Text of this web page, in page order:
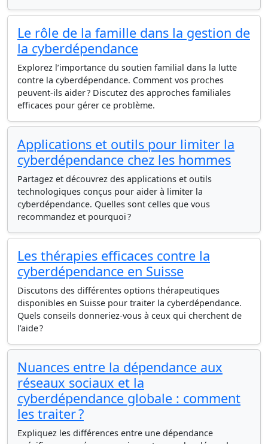
Le rôle de la famille dans la gestion de
la cyberdépendance
Explorez l’importance du soutien familial dans la lutte
contre la cyberdépendance. Comment vos proches
peuvent-ils aider ? Discutez des approches familiales
efficaces pour gérer ce problème.
Applications et outils pour limiter la
cyberdépendance chez les hommes
Partagez et découvrez des applications et outils
technologiques conçus pour aider à limiter la
cyberdépendance. Quelles sont celles que vous
recommandez et pourquoi ?
Les thérapies efficaces contre la
cyberdépendance en Suisse
Discutons des différentes options thérapeutiques
disponibles en Suisse pour traiter la cyberdépendance.
Quels conseils donneriez-vous à ceux qui cherchent de
l’aide ?
Nuances entre la dépendance aux
réseaux sociaux et la
cyberdépendance globale : comment
les traiter ?
Expliquez les différences entre une dépendance